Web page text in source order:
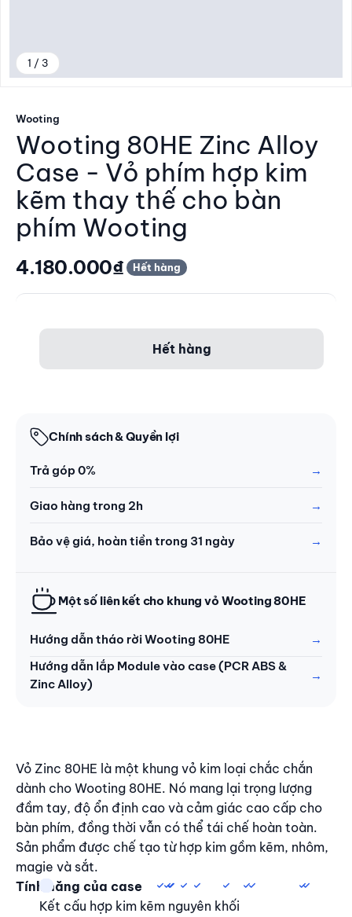
Đến mục 1
1 / 3
Wooting
Wooting 80HE Zinc Alloy
Case - Vỏ phím hợp kim
kẽm thay thế cho bàn
phím Wooting
Giá giảm
4.180.000₫ Hết hàng
Hết hàng
Chính sách & Quyền lợi
Trả góp 0%
Giao hàng trong 2h
Bảo vệ giá, hoàn tiền trong 31 ngày
Một số liên kết cho khung vỏ Wooting 80HE
Hướng dẫn tháo rời Wooting 80HE
Hướng dẫn lắp Module vào case (PCR ABS &
Zinc Alloy)
Nội dung
Vỏ Zinc 80HE là một khung vỏ kim loại chắc chắn
dành cho Wooting 80HE. Nó mang lại trọng lượng
đầm tay, độ ổn định cao và cảm giác cao cấp cho
bàn phím, đồng thời vẫn có thể tái chế hoàn toàn.
Sản phẩm được chế tạo từ hợp kim gồm kẽm, nhôm,
magie và sắt.
Tính năng của case
Kết cấu hợp kim kẽm nguyên khối